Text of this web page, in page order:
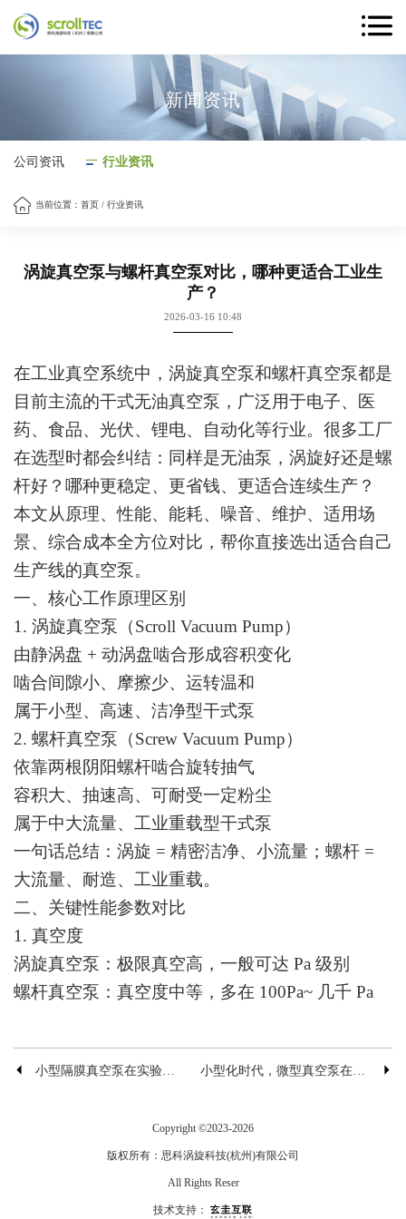
新闻资讯
公司资讯 行业资讯
当前位置： 首页/ 行业资讯
涡旋真空泵与螺杆真空泵对比，哪种更适合工业生
产？
2026-03-16 10:48
在工业真空系统中，涡旋真空泵和螺杆真空泵都是
目前主流的干式无油真空泵，广泛用于电子、医
药、食品、光伏、锂电、自动化等行业。很多工厂
在选型时都会纠结：同样是无油泵，涡旋好还是螺
杆好？哪种更稳定、更省钱、更适合连续生产？
本文从原理、性能、能耗、噪音、维护、适用场
景、综合成本全方位对比，帮你直接选出适合自己
生产线的真空泵。
一、核心工作原理区别
1. 涡旋真空泵（Scroll Vacuum Pump）
由静涡盘 + 动涡盘啮合形成容积变化
啮合间隙小、摩擦少、运转温和
属于小型、高速、洁净型干式泵
2. 螺杆真空泵（Screw Vacuum Pump）
依靠两根阴阳螺杆啮合旋转抽气
容积大、抽速高、可耐受一定粉尘
属于中大流量、工业重载型干式泵
一句话总结：涡旋 = 精密洁净、小流量；螺杆 =
大流量、耐造、工业重载。
二、关键性能参数对比
1. 真空度
涡旋真空泵：极限真空高，一般可达 Pa 级别
螺杆真空泵：真空度中等，多在 100Pa~ 几千 Pa
小型隔膜真空泵在实验室过滤、抽滤中的应用
Copyright ©2023-2026
版权所有： 思科涡旋科技(杭州)有限公司
All Rights Reser
技术支持：